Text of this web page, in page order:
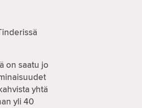
on saatu jo
yhtä
yli 40